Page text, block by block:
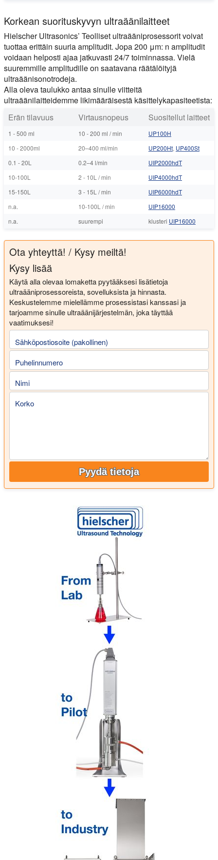
Korkean suorituskyvyn ultraäänilaitteet
Hielscher Ultrasonics’ Teolliset ultraääniprosessorit voivat
tuottaa erittäin suuria amplitudit. Jopa 200 μm: n amplitudit
voidaan helposti ajaa jatkuvasti 24/7 toiminnassa. Vielä
suuremmille amplitudille on saatavana räätälöityjä
ultraäänisonotrodeja.
Alla oleva taulukko antaa sinulle viitteitä
ultraäänilaitteidemme likimääräisestä käsittelykapasiteetista:
Erän tilavuus
Virtausnopeus Suositellut laitteet
1 - 500 ml 10 - 200 ml / min
UP100H
10 - 2000ml
20–400 ml/min UP200Ht, UP400St
0.1 - 20L
0.2–4 l/min
UIP2000hdT
10-100L
2 - 10L / min
UIP4000hdT
15-150L
3 - 15L / min
UIP6000hdT
n.a.
10-100L / min
UIP16000
n.a.
suurempi klusteri UIP16000
Ota yhteyttä! / Kysy meiltä!
Kysy lisää
Käytä alla olevaa lomaketta pyytääksesi lisätietoja
ultraääniprosessoreista, sovelluksista ja hinnasta.
Keskustelemme mielellämme prosessistasi kanssasi ja
tarjoamme sinulle ultraäänijärjestelmän, joka täyttää
vaatimuksesi!
Sähköpostiosoite (pakollinen)
Puhelinnumero
Nimi
Korko
Pyydä tietoja